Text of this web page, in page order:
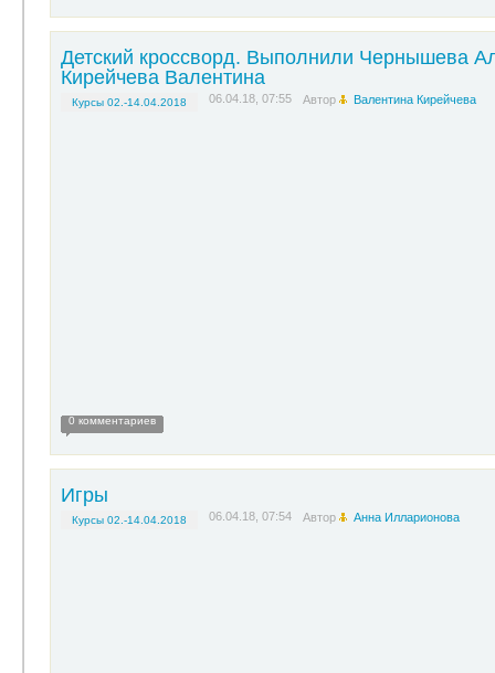
Детский кроссворд. Выполнили Чернышева
Кирейчева Валентина
Курсы 02.-14.04.2018 06.04.18, 07:55 Автор Валентина Кирейчева
0 комментариев
Игры
Курсы 02.-14.04.2018 06.04.18, 07:54 Автор Анна Илларионова